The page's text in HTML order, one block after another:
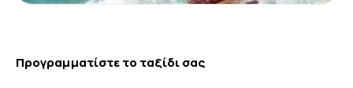
Προγραμματίστε το ταξίδι σας